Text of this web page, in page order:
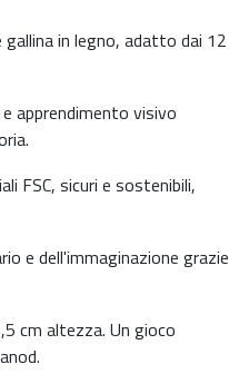
gallina in legno, adatto dai 12
apprendimento visivo
FSC, sicuri e sostenibili,
e dell'immaginazione grazie
cm altezza. Un gioco